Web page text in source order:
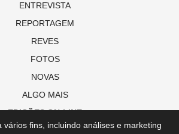
ENTREVISTA
REPORTAGEM
REVES
FOTOS
NOVAS
ALGO MAIS
EDIÇÕES ON-LINE
vários fins, incluindo análises e marketing